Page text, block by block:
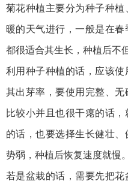
菊花种植主要分为种子种
暖的天气进行，一般是在
都很适合其生长，种植后不
利用种子种植的话，应该
其出芽率，要使用完整、
比较小并且也很干瘪的话
的话，也要选择生长健壮
势弱，种植后恢复速度就慢。
若是盆栽的话，需要先把